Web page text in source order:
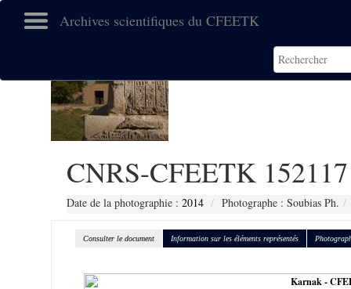
Archives scientifiques du CFEETK
CNRS-CFEETK 152117
Date de la photographie : 2014 Photographe : Soubias Ph.
Consulter le document Information sur les éléments représentés